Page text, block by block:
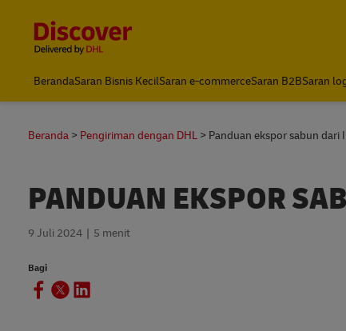
DHL Express Indonesia
BerandaSaran Bisnis KecilSaran e-commerceSaran B2BSaran
Beranda Pengiriman dengan DHL Panduan ekspor sabun dari
PANDUAN EKSPOR
9 Juli 2024 5 menit
Bagi